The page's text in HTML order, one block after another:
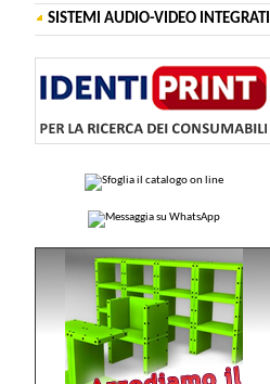
SISTEMI AUDIO-VIDEO INTEGRATI